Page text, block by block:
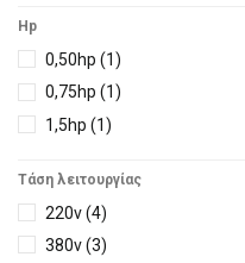
(29)
Pentair(6)
Peraqua
Pleatco
Hp
0,50hp (1)
0,75hp (1)
1,5hp (1)
Τάση λειτουργίας
220v(4)
380v(3)